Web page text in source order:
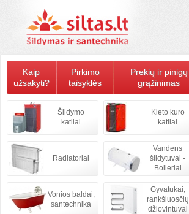
Kaip
užsakyti?
Pirkimo
taisyklės
Prekių ir pinigų
grąžinimas
Šildymo
katilai
Kieto kuro
katilai
Radiatoriai
Vandens
šildytuvai -
Boileriai
Vonios baldai,
santechnika
Gyvatukai,
rankšluosčių
džiovintuvai